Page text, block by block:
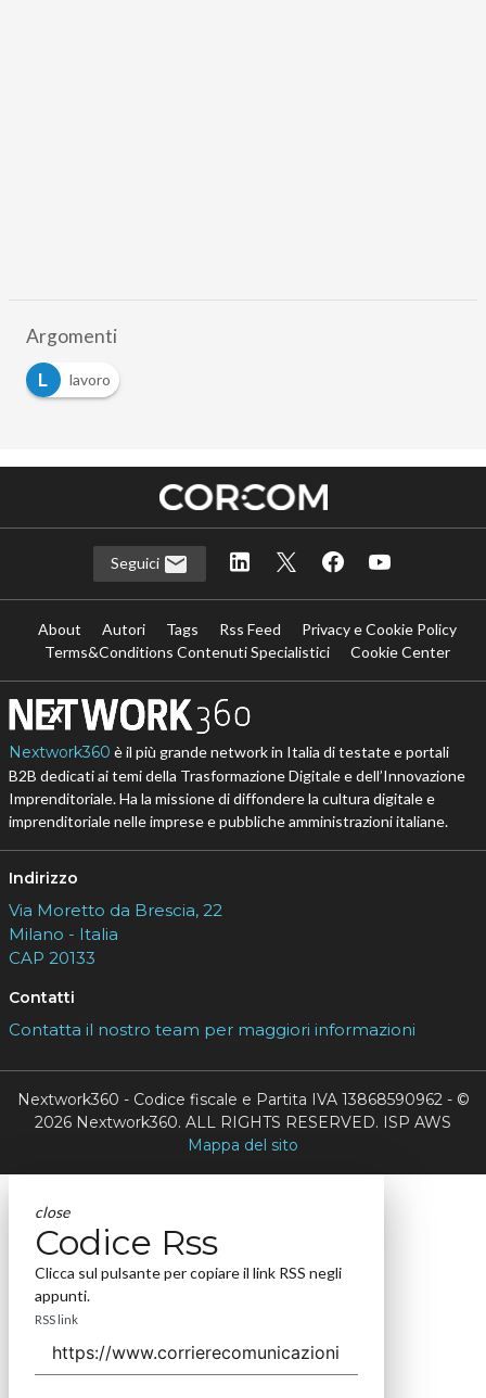
Argomenti
L
lavoro
Seguici
About Autori Tags Rss Feed
Privacy e Cookie Policy
Terms&Conditions Contenuti Specialistici
Cookie Center
Nextwork360 è il più grande network in Italia di testate e portali
B2B dedicati ai temi della Trasformazione Digitale e dell’Innovazione
Imprenditoriale. Ha la missione di diffondere la cultura digitale e
imprenditoriale nelle imprese e pubbliche amministrazioni italiane.
Indirizzo
Via Moretto da Brescia, 22
Milano - Italia
CAP 20133
Contatti
Contatta il nostro team per maggiori informazioni
Nextwork360 - Codice fiscale e Partita IVA 13868590962 - ©
2026 Nextwork360. ALL RIGHTS RESERVED. ISP AWS
Mappa del sito
close
Codice Rss
Clicca sul pulsante per copiare il link RSS negli
appunti.
RSS link